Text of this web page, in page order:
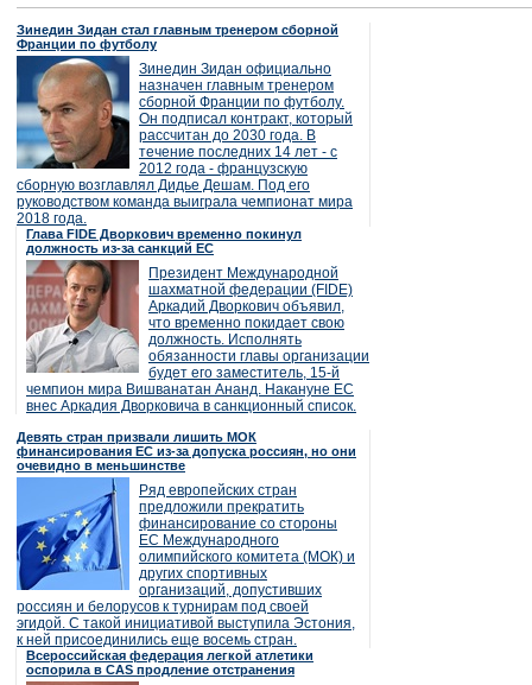
Зинедин Зидан стал главным тренером сборной
Франции по футболу
Зинедин Зидан официально
назначен главным тренером
сборной Франции по футболу.
Он подписал контракт, который
рассчитан до 2030 года. В
течение последних 14 лет - с
2012 года - французскую
сборную возглавлял Дидье Дешам. Под его
руководством команда выиграла чемпионат мира
2018 года.
Глава FIDE Дворкович временно покинул
должность из-за санкций ЕС
Президент Международной
шахматной федерации (FIDE)
Аркадий Дворкович объявил,
что временно покидает свою
должность. Исполнять
обязанности главы организации
будет его заместитель, 15-й
чемпион мира Вишванатан Ананд. Накануне ЕС
внес Аркадия Дворковича в санкционный список.
Девять стран призвали лишить МОК
финансирования ЕС из-за допуска россиян, но они
очевидно в меньшинстве
Ряд европейских стран
предложили прекратить
финансирование со стороны
ЕС Международного
олимпийского комитета (МОК) и
других спортивных
организаций, допустивших
россиян и белорусов к турнирам под своей
эгидой. С такой инициативой выступила Эстония,
к ней присоединились еще восемь стран.
Всероссийская федерация легкой атлетики
оспорила в CAS продление отстранения